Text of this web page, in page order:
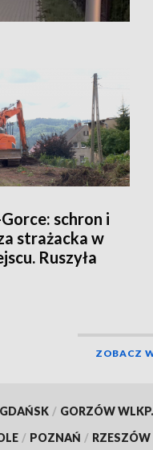
schron i
strażacka w
Ruszyła
ZOBACZ
GDAŃSK / GORZÓW WLKP.
/ POZNAŃ / RZESZÓW